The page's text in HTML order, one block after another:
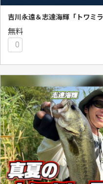
吉川永遠＆志達海輝「トワミ
無料
0